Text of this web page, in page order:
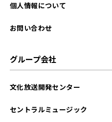
個人情報について
お問い合わせ
グループ会社
文化放送開発センター
セントラルミュージック